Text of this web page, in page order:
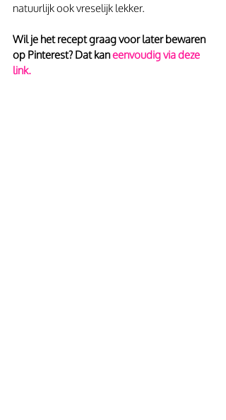
natuurlijk ook vreselijk lekker.
Wil je het recept graag voor later bewaren
op Pinterest? Dat kan eenvoudig via deze
link.